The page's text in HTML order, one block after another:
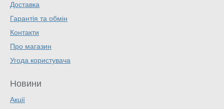
Доставка
Гарантія та обмін
Контакти
Про магазин
Угода користувача
Новини
Акції